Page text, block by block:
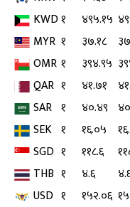
KWD१ ४९५.१५
MYR १ ३७.१८
OMR १ ३९४.९५
QAR १ ४१.७१
SAR १ ४०.४९
SEK १ १६.०५
SGD १ ११८.६
THB १ ४.६
USD १ १५२.०६